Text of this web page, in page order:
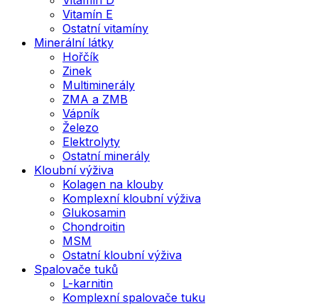
Vitamín E
Ostatní vitamíny
Minerální látky
Hořčík
Zinek
Multiminerály
ZMA a ZMB
Vápník
Železo
Elektrolyty
Ostatní minerály
Kloubní výživa
Kolagen na klouby
Komplexní kloubní výživa
Glukosamin
Chondroitin
MSM
Ostatní kloubní výživa
Spalovače tuků
L-karnitin
Komplexní spalovače tuku